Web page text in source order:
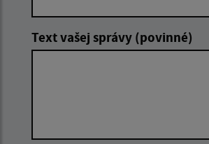
Text vašej správy (povinné)